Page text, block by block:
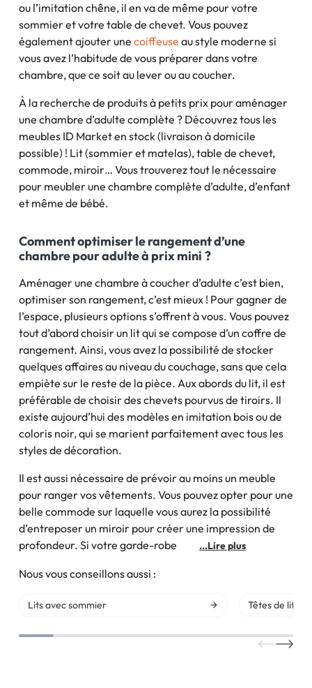
ou l’imitation chêne, il en va de même pour votre
sommier et votre table de chevet. Vous pouvez
également ajouter une coiffeuse au style moderne si
vous avez l’habitude de vous préparer dans votre
chambre, que ce soit au lever ou au coucher.
À la recherche de produits à petits prix pour aménager
une chambre d’adulte complète ? Découvrez tous les
meubles ID Market en stock (livraison à domicile
possible) ! Lit (sommier et matelas), table de chevet,
commode, miroir… Vous trouverez tout le nécessaire
pour meubler une chambre complète d’adulte, d’enfant
et même de bébé.
Comment optimiser le rangement d’une
chambre pour adulte à prix mini ?
Aménager une chambre à coucher d’adulte c’est bien,
optimiser son rangement, c’est mieux ! Pour gagner de
l’espace, plusieurs options s’offrent à vous. Vous pouvez
tout d’abord choisir un lit qui se compose d’un coffre de
rangement. Ainsi, vous avez la possibilité de stocker
quelques affaires au niveau du couchage, sans que cela
empiète sur le reste de la pièce. Aux abords du lit, il est
préférable de choisir des chevets pourvus de tiroirs. Il
existe aujourd’hui des modèles en imitation bois ou de
coloris noir, qui se marient parfaitement avec tous les
styles de décoration.
Il est aussi nécessaire de prévoir au moins un meuble
pour ranger vos vêtements. Vous pouvez opter pour une
belle commode sur laquelle vous aurez la possibilité
d’entreposer un miroir pour créer une impression de
profondeur. Si votre garde-robe
...Lire plus
Nous vous conseillons aussi :
Lits avec sommier Têtes de lit